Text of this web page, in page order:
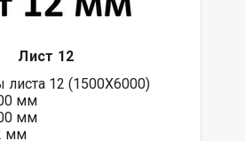
Лист 12
листа 12 (1500Х6000)
мм
мм
мм